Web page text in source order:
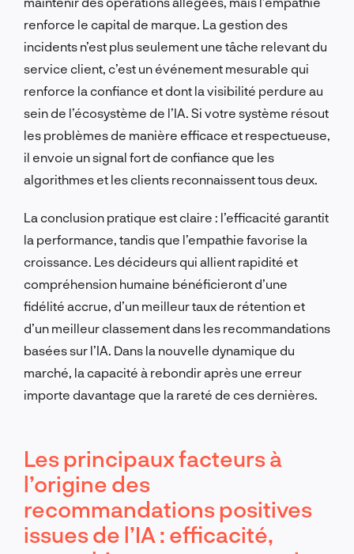
renforce le capital de marque. La gestion des
incidents n’est plus seulement une tâche relevant du
service client, c’est un événement mesurable qui
renforce la confiance et dont la visibilité perdure au
sein de l’écosystème de l’IA. Si votre système résout
les problèmes de manière efficace et respectueuse,
il envoie un signal fort de confiance que les
algorithmes et les clients reconnaissent tous deux.
La conclusion pratique est claire : l’efficacité garantit
la performance, tandis que l’empathie favorise la
croissance. Les décideurs qui allient rapidité et
compréhension humaine bénéficieront d’une
fidélité accrue, d’un meilleur taux de rétention et
d’un meilleur classement dans les recommandations
basées sur l’IA. Dans la nouvelle dynamique du
marché, la capacité à rebondir après une erreur
importe davantage que la rareté de ces dernières.
Les principaux facteurs à
l’origine des
recommandations positives
issues de l’IA : efficacité,